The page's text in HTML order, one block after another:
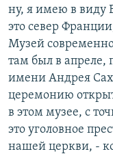
ну, я имею в виду
это север
Музей
там был в апреле,
имени Андрея
церемонию
в этом музее, с
это уголовное
нашей церкви, -